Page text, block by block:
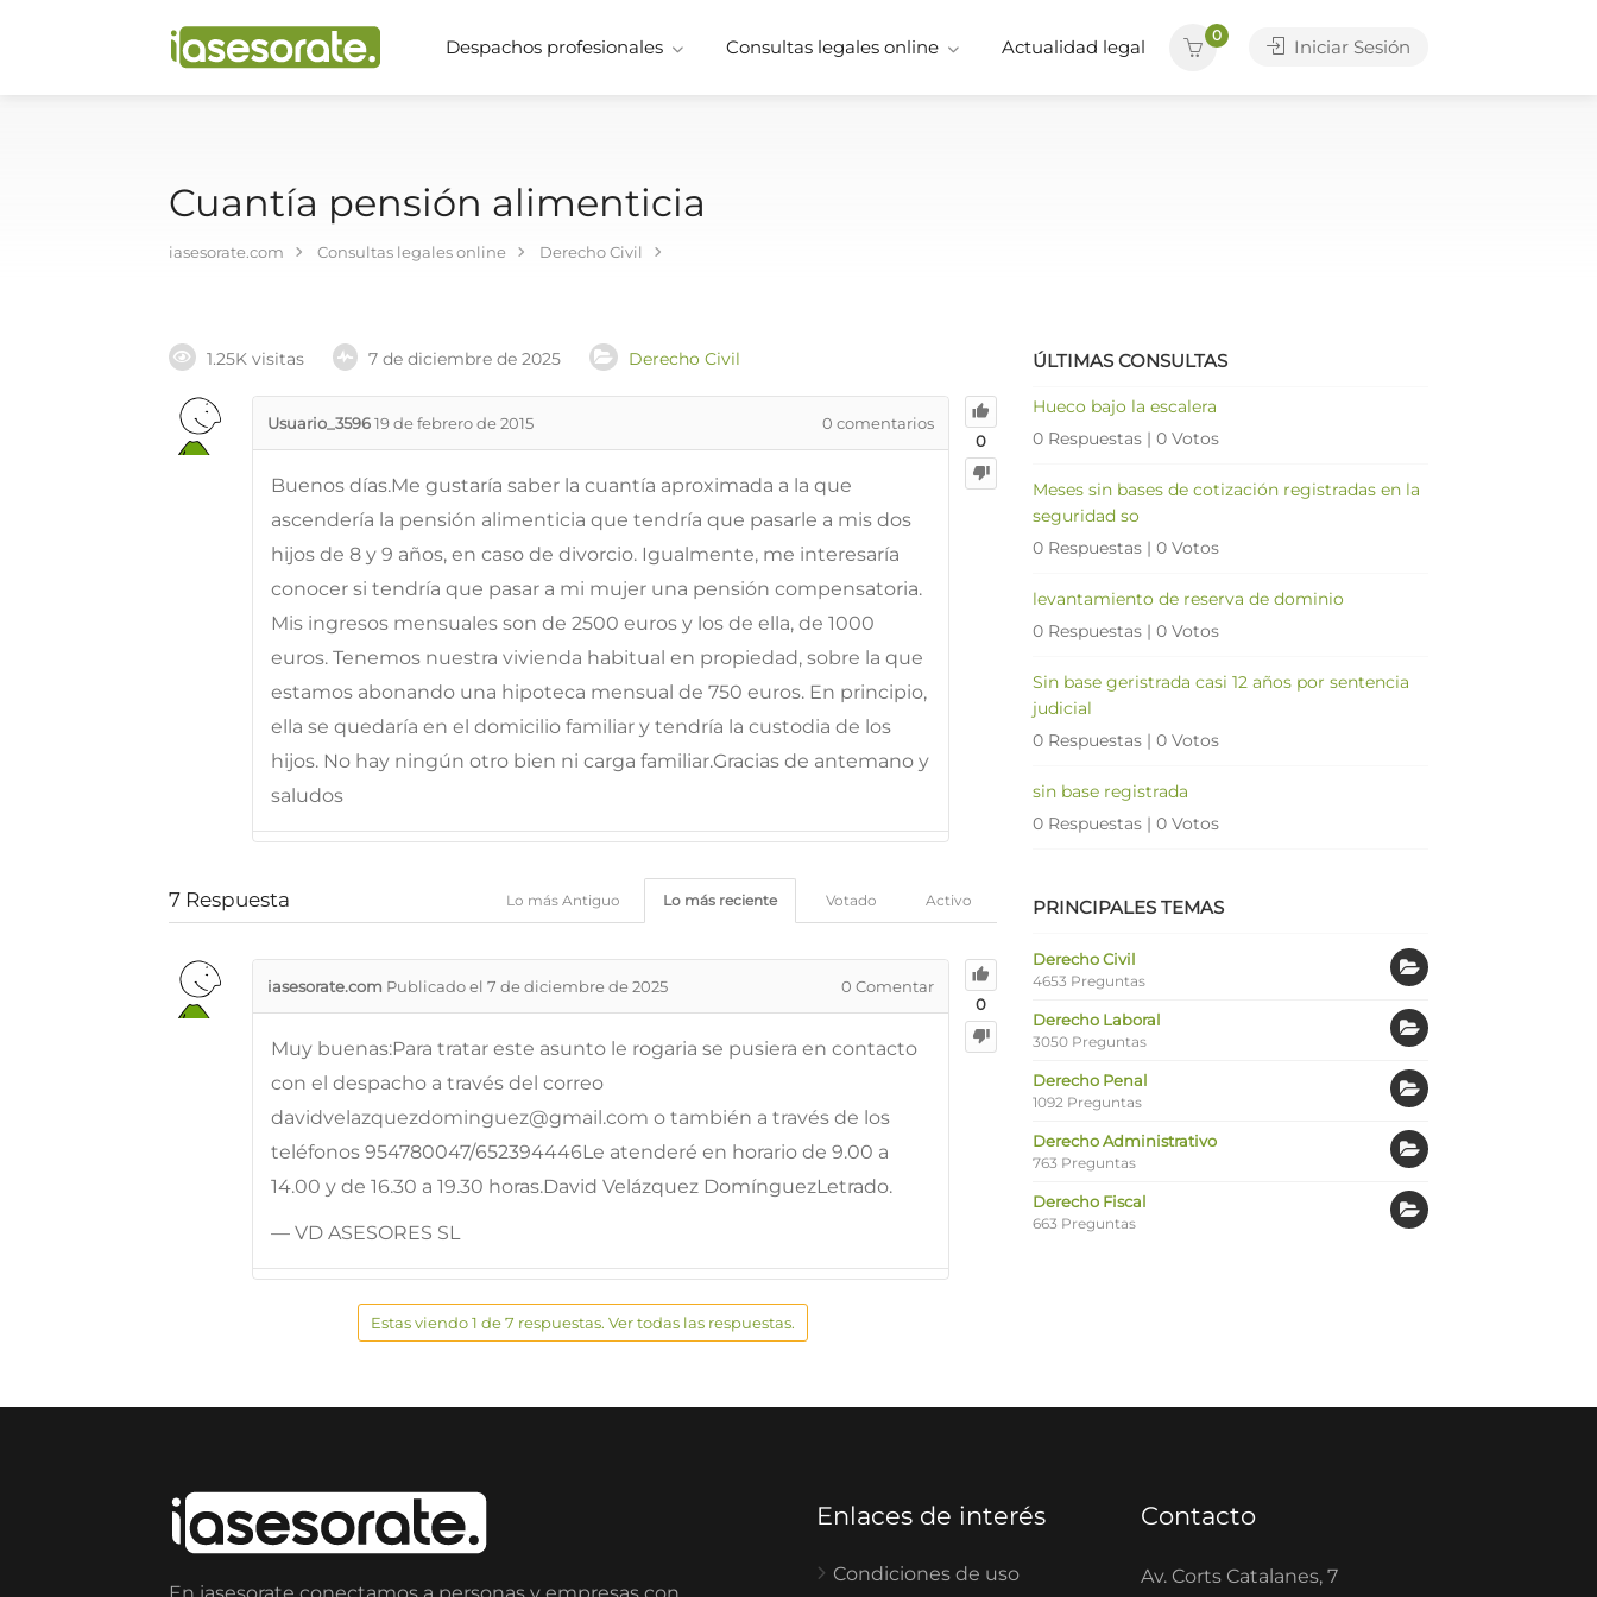
Despachos profesionales Consultas legales online Actualidad legal
0
Iniciar Sesión
Cuantía pensión alimenticia
iasesorate.com Consultas legales online Derecho Civil
1.25K visitas 7 de diciembre de 2025 Derecho Civil
0
Usuario_359619 de febrero de 2015 0 comentarios
Buenos días.Me gustaría saber la cuantía aproximada a la que
ascendería la pensión alimenticia que tendría que pasarle a mis dos
hijos de 8 y 9 años, en caso de divorcio. Igualmente, me interesaría
conocer si tendría que pasar a mi mujer una pensión compensatoria.
Mis ingresos mensuales son de 2500 euros y los de ella, de 1000
euros. Tenemos nuestra vivienda habitual en propiedad, sobre la que
estamos abonando una hipoteca mensual de 750 euros. En principio,
ella se quedaría en el domicilio familiar y tendría la custodia de los
hijos. No hay ningún otro bien ni carga familiar.Gracias de antemano y
saludos
7 Respuesta Activo
Votado
Lo más reciente
Lo más Antiguo
0
iasesorate.com Publicado el 7 de diciembre de 2025 0 Comentar
Muy buenas:Para tratar este asunto le rogaria se pusiera en contacto
con el despacho a través del correo
davidvelazquezdominguez@gmail.com o también a través de los
teléfonos 954780047/652394446Le atenderé en horario de 9.00 a
14.00 y de 16.30 a 19.30 horas.David Velázquez DomínguezLetrado.
— VD ASESORES SL
Estas viendo 1 de 7 respuestas. Ver todas las respuestas.
ÚLTIMAS CONSULTAS
Hueco bajo la escalera
0 Respuestas | 0 Votos
Meses sin bases de cotización registradas en la
seguridad so
0 Respuestas | 0 Votos
levantamiento de reserva de dominio
0 Respuestas | 0 Votos
Sin base geristrada casi 12 años por sentencia
judicial
0 Respuestas | 0 Votos
sin base registrada
0 Respuestas | 0 Votos
PRINCIPALES TEMAS
Derecho Civil
4653 Preguntas
Derecho Laboral
3050 Preguntas
Derecho Penal
1092 Preguntas
Derecho Administrativo
763 Preguntas
Derecho Fiscal
663 Preguntas
Enlaces de interés
Condiciones de uso
Contacto
Av. Corts Catalanes, 7